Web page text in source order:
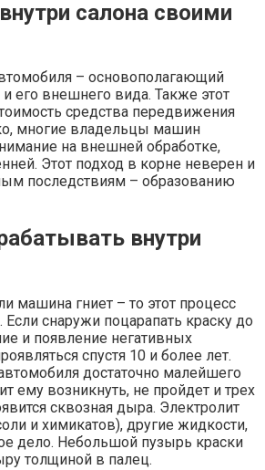
салона своими
– основополагающий
его внешнего вида. Также этот
средства передвижения
многие владельцы машин
на внешней обработке,
Этот подход в корне неверен и
последствиям – образованию
внутри
машина гниет – то этот процесс
Если снаружи поцарапать краску до
и появление негативных
спустя 10 и более лет.
достаточно малейшего
ему возникнуть, не пройдет и трех
сквозная дыра. Электролит
и химикатов), другие жидкости,
дело. Небольшой пузырь краски
толщиной в палец.